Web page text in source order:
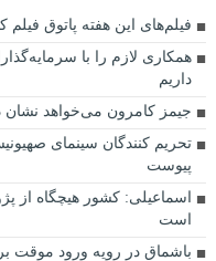
فیلم‌های این هفته پاتوق
همکاری لازم را با
داریم
جیمز کامرون می‌خواهد
پیوست
اسماعیلی: کشور هیچگاه از
است
باشماق در رویه ورود موقت